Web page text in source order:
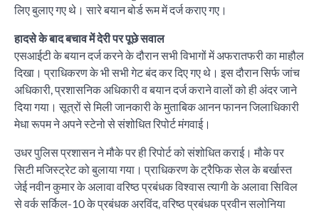
लिए बुलाए गए थे। सारे बयान बोर्ड रूम में दर्ज कराए गए।
हादसे के बाद बचाव में देरी पर पूछे सवाल
एसआईटी के बयान दर्ज करने के दौरान सभी विभागों में अफरातफरी का माहौल
दिखा। प्राधिकरण के भी सभी गेट बंद कर दिए गए थे। इस दौरान सिर्फ जांच
अधिकारी, प्रशासनिक अधिकारी व बयान दर्ज कराने वालों को ही अंदर जाने
दिया गया। सूत्रों से मिली जानकारी के मुताबिक आनन फानन जिलाधिकारी
मेधा रूपम ने अपने स्टेनो से संशोधित रिपोर्ट मंगवाई।
उधर पुलिस प्रशासन ने मौके पर ही रिपोर्ट को संशोधित कराई। मौके पर
सिटी मजिस्ट्रेट को बुलाया गया। प्राधिकरण के ट्रैफिक सेल के बर्खास्त
जेई नवीन कुमार के अलावा वरिष्ठ प्रबंधक विश्वास त्यागी के अलावा सिविल
से वर्क सर्किल-10 के प्रबंधक अरविंद, वरिष्ठ प्रबंधक प्रवीन सलोनिया